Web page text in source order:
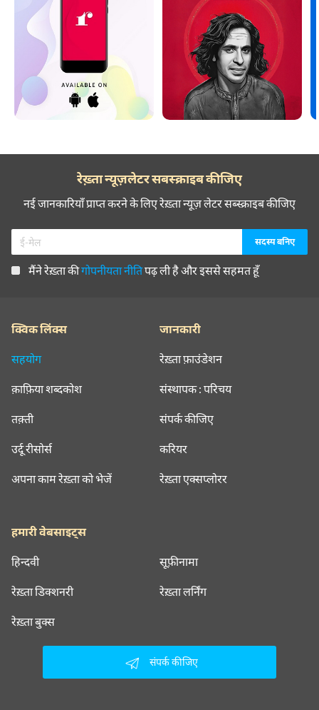
रेख़्ता न्यूज़लेटर सबस्क्राइब कीजिए
नई जानकारियाँ प्राप्त करने के लिए रेख़्ता न्यूज़ लेटर सब्स्क्राइब कीजिए
मैंने रेख़्ता कीगोपनीयता नीतिपढ़ ली है और इससे सहमत हूँ
क्विक लिंक्स
सहयोग
क़ाफ़िया शब्दकोश
तक़्ती
उर्दू रीसोर्स
अपना काम रेख़्ता को भेजें
जानकारी
रेख़्ता फ़ाउंडेशन
संस्थापक : परिचय
संपर्क कीजिए
करियर
रेख़्ता एक्सप्लोरर
हमारी वेबसाइट्स
हिन्दवी सूफ़ीनामा
रेख़्ता डिक्शनरी रेख़्ता लर्निंग
रेख़्ता बुक्स
संपर्क कीजिए